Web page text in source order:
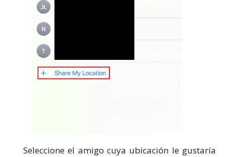
Seleccione el amigo cuya ubicación le gustaría